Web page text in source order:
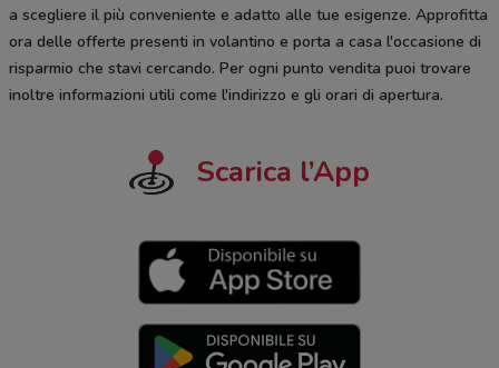
a scegliere il più conveniente e adatto alle tue esigenze. Approfitta
ora delle offerte presenti in volantino e porta a casa l'occasione di
risparmio che stavi cercando. Per ogni punto vendita puoi trovare
inoltre informazioni utili come l'indirizzo e gli orari di apertura.
Scarica l’App